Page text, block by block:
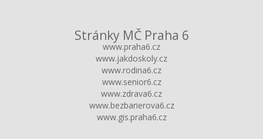
Stránky MČ Praha 6
www.praha6.cz
www.jakdoskoly.cz
www.rodina6.cz
www.senior6.cz
www.zdrava6.cz
www.bezbarierova6.cz
www.gis.praha6.cz